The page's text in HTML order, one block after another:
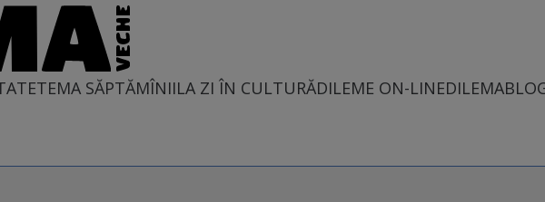
TEMA SĂPTĂMÎNIILA ZI ÎN CULTURĂDILEME ON-LINE